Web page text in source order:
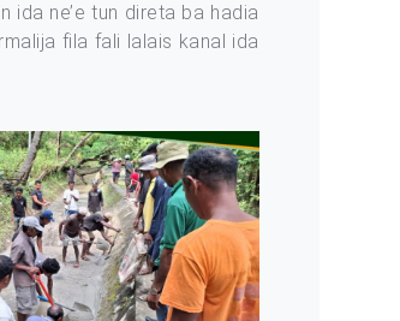
ida ne’e tun direta ba hadia
fila fali lalais kanal ida